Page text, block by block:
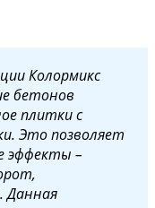
Колормикс
бетонов
плитки с
Это позволяет
эффекты –
Данная